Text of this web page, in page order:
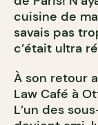
cuisine de
savais pas
c’était ultra
À son retour
Law Café à
L’un des